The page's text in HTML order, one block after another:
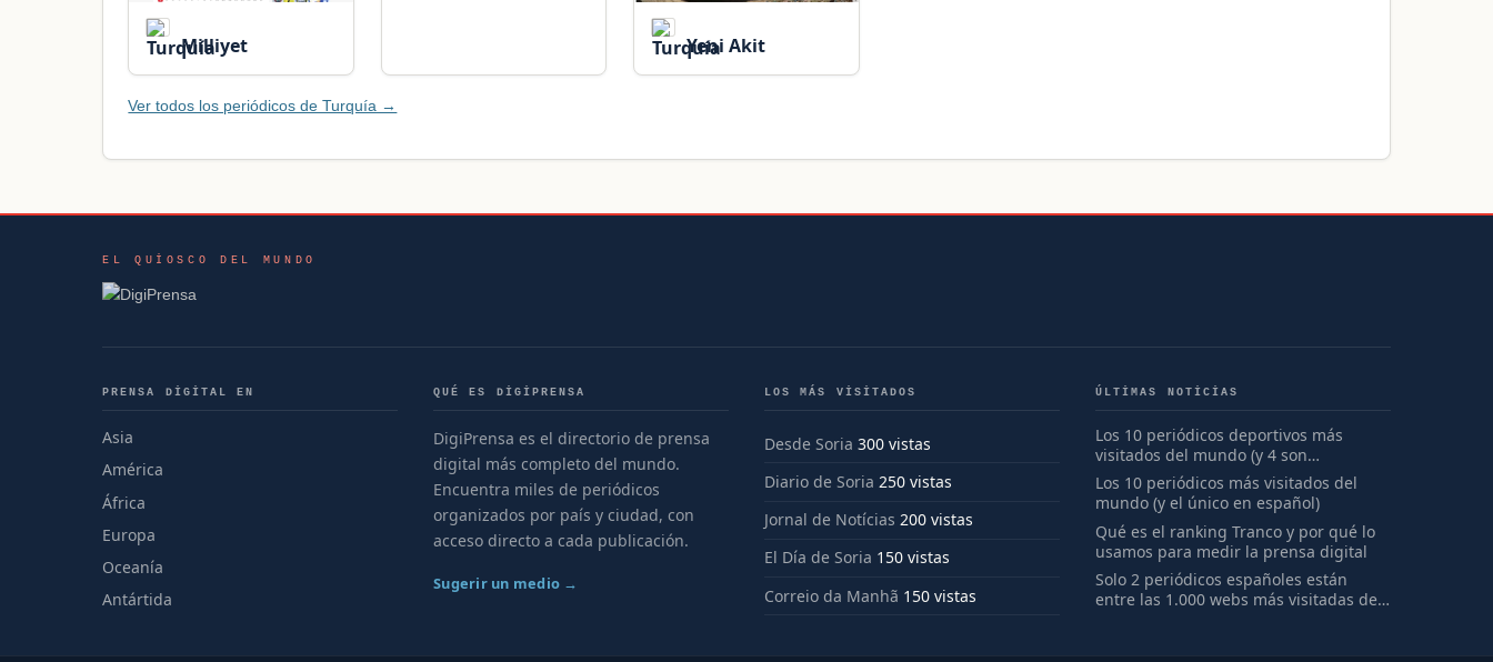
Milliyet Yeni Akit
Ver todos los periódicos de Turquía →
EL QUIOSCO DEL MUNDO
PRENSA DIGITAL EN
Asia
América
África
Europa
Oceanía
Antártida
QUÉ ES DIGIPRENSA
DigiPrensa es el directorio de prensa
digital más completo del mundo.
Encuentra miles de periódicos
organizados por país y ciudad, con
acceso directo a cada publicación.
Sugerir un medio →
LOS MÁS VISITADOS
Desde Soria 300 vistas
Diario de Soria 250 vistas
Jornal de Notícias 200 vistas
El Día de Soria 150 vistas
Correio da Manhã 150 vistas
ÚLTIMAS NOTICIAS
Los 10 periódicos deportivos más
visitados del mundo (y 4 son
españoles)
Los 10 periódicos más visitados del
mundo (y el único en español)
Qué es el ranking Tranco y por qué lo
usamos para medir la prensa digital
Solo 2 periódicos españoles están
entre las 1.000 webs más visitadas del